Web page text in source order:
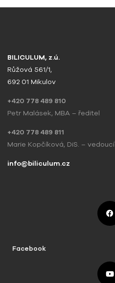
BILICULUM, z.ú.
Růžová 561/1,
692 01 Mikulov
+420 778 489 810
Petr Malásek, MBA – ředitel
+420 778 489 811
Marie Kopčíková, DiS. – vedoucí
info@biliculum.cz
Facebook